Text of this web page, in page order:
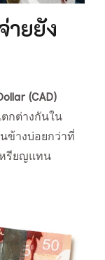
ายยัง
(CAD)
กต่างกันใน
ข้างบ่อยกว่าที่
หรียญแทน